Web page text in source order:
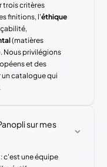
trois critères
finitions, l'éthique
(matières
Nous privilégions
et des
un catalogue qui
sur mes
c'est une équipe